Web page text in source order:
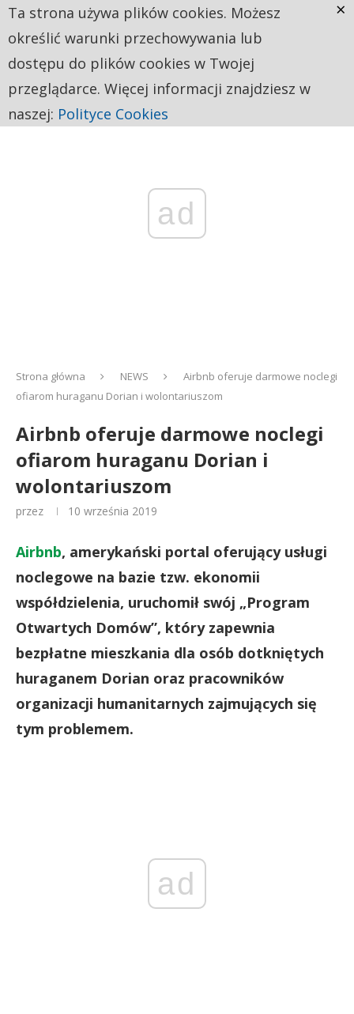
ad
Strona główna NEWS
Airbnb oferuje darmowe noclegi
ofiarom huraganu Dorian i wolontariuszom
Airbnb oferuje darmowe noclegi
ofiarom huraganu Dorian i
wolontariuszom
przez 10 września 2019
Airbnb, amerykański portal oferujący usługi
noclegowe na bazie tzw. ekonomii
współdzielenia, uruchomił swój „Program
Otwartych Domów”, który zapewnia
bezpłatne mieszkania dla osób dotkniętych
huraganem Dorian oraz pracowników
organizacji humanitarnych zajmujących się
tym problemem.
ad
Ta strona używa plików cookies. Możesz
określić warunki przechowywania lub
dostępu do plików cookies w Twojej
przeglądarce. Więcej informacji znajdziesz w
naszej: Polityce Cookies
×